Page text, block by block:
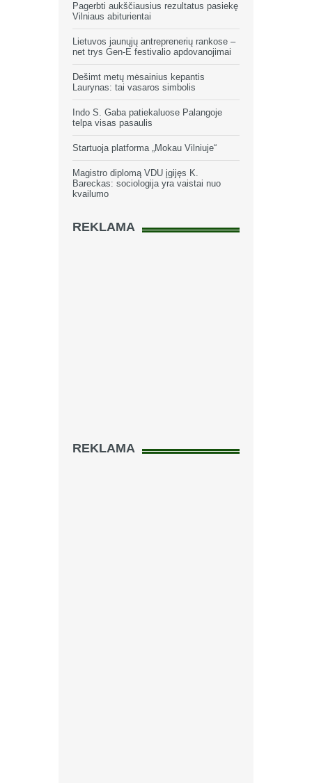
Pagerbti aukščiausius rezultatus pasiekę
Vilniaus abiturientai
Lietuvos jaunųjų antreprenerių rankose –
net trys Gen-E festivalio apdovanojimai
Dešimt metų mėsainius kepantis
Laurynas: tai vasaros simbolis
Indo S. Gaba patiekaluose Palangoje
telpa visas pasaulis
Startuoja platforma „Mokau Vilniuje“
Magistro diplomą VDU įgijęs K.
Bareckas: sociologija yra vaistai nuo
kvailumo
REKLAMA
REKLAMA